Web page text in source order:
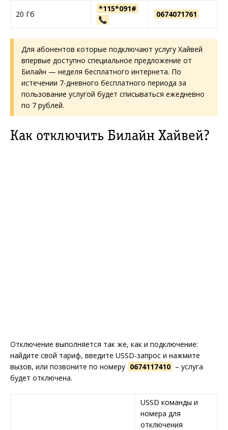
20 Гб
*115*091#
0674071761
Для абонентов которые подключают услугу Хайвей
впервые доступно специальное предложение от
Билайн — неделя бесплатного интернета. По
истечении 7-дневного бесплатного периода за
пользование услугой будет списываться ежедневно
по 7 рублей.
Как отключить Билайн Хайвей?
Отключение выполняется так же, как и подключение:
найдите свой тариф, введите USSD-запрос и нажмите
вызов, или позвоните по номеру 0674117410 – услуга
будет отключена.
USSD команды и
номера для
отключения